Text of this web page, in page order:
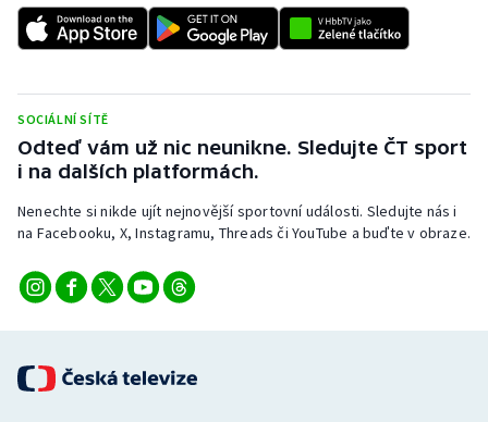
Sportovní střelba
Triatlon
Veslování
Vodní slalom
Volejbal
Ostatní
SOCIÁLNÍ SÍTĚ
Odteď vám už nic neunikne. Sledujte ČT sport
i na dalších platformách.
Nenechte si nikde ujít nejnovější sportovní události. Sledujte nás i
na Facebooku, X, Instagramu, Threads či YouTube a buďte v obraze.